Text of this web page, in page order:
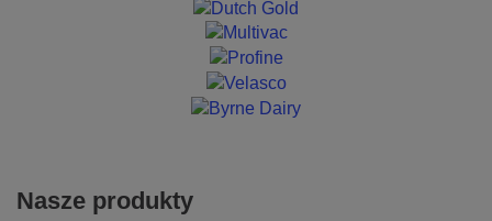
Nasze produkty